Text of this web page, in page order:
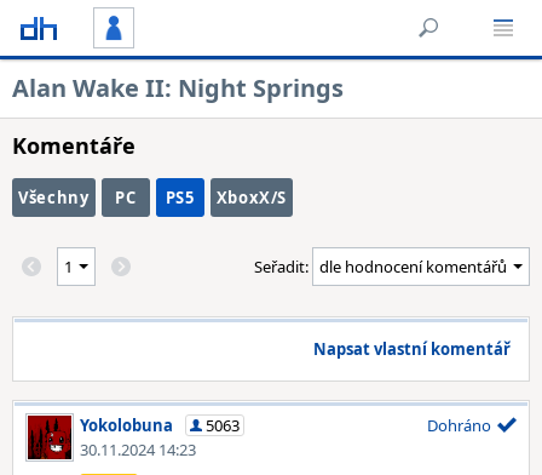
Alan Wake II: Night Springs
Komentáře
Všechny PC PS5 XboxX/S
Seřadit:
Napsat vlastní komentář
Yokolobuna
5063
30.11.2024 14:23
Dohráno